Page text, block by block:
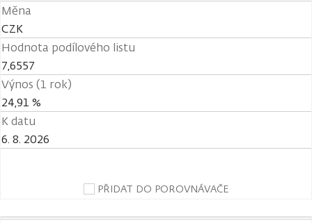
Měna
CZK
Hodnota podílového listu
7,6557
Výnos (1 rok)
24,91 %
K datu
6. 8. 2026
PŘIDAT DO POROVNÁVAČE